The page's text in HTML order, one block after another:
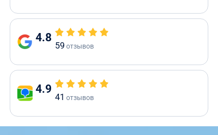
4.8
59 отзывов
4.9
41 отзывов